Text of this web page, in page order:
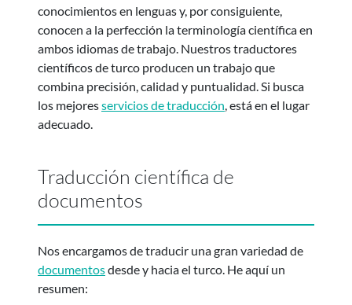
conocimientos en lenguas y, por consiguiente,
conocen a la perfección la terminología científica en
ambos idiomas de trabajo. Nuestros traductores
científicos de turco producen un trabajo que
combina precisión, calidad y puntualidad. Si busca
los mejoresservicios de traducción, está en el lugar
adecuado.
Traducción científica de
documentos
Nos encargamos de traducir una gran variedad de
documentosdesde y hacia el turco. He aquí un
resumen: